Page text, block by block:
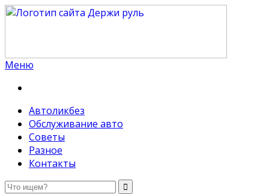
Меню
Автоликбез
Обслуживание авто
Советы
Разное
Контакты